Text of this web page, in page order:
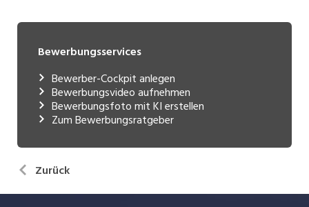
Bewerbungsservices
Bewerber-Cockpit anlegen
Bewerbungsvideo aufnehmen
Bewerbungsfoto mit KI erstellen
Zum Bewerbungsratgeber
Zurück